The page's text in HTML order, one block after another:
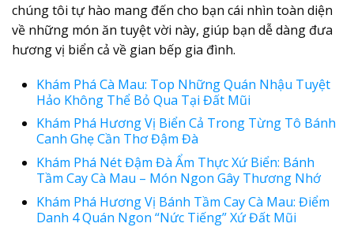
chúng tôi tự hào mang đến cho bạn cái nhìn toàn diện
về những món ăn tuyệt vời này, giúp bạn dễ dàng đưa
hương vị biển cả về gian bếp gia đình.
Khám Phá Cà Mau: Top Những Quán Nhậu Tuyệt
Hảo Không Thể Bỏ Qua Tại Đất Mũi
Khám Phá Hương Vị Biển Cả Trong Từng Tô Bánh
Canh Ghẹ Cần Thơ Đậm Đà
Khám Phá Nét Đậm Đà Ẩm Thực Xứ Biển: Bánh
Tầm Cay Cà Mau – Món Ngon Gây Thương Nhớ
Khám Phá Hương Vị Bánh Tầm Cay Cà Mau: Điểm
Danh 4 Quán Ngon “Nức Tiếng” Xứ Đất Mũi